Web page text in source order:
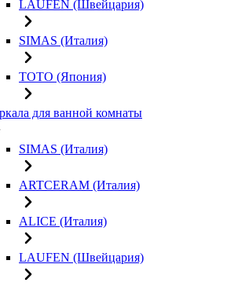
LAUFEN (Швейцария)
SIMAS (Италия)
TOTO (Япония)
для ванной комнаты
SIMAS (Италия)
ARTCERAM (Италия)
ALICE (Италия)
LAUFEN (Швейцария)